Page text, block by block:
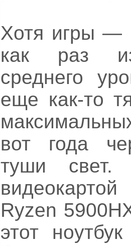
Хотя игры —
как раз
среднего
еще как-то
вот года
туши
Ryzen
этот